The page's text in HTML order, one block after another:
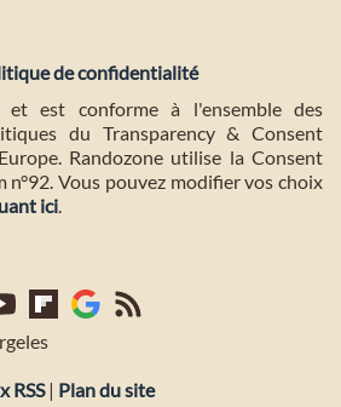
de confidentialité
et est conforme à l'ensemble des
du Transparency & Consent
Randozone utilise la Consent
Vous pouvez modifier vos choix
ici.
RSS| Plan du site